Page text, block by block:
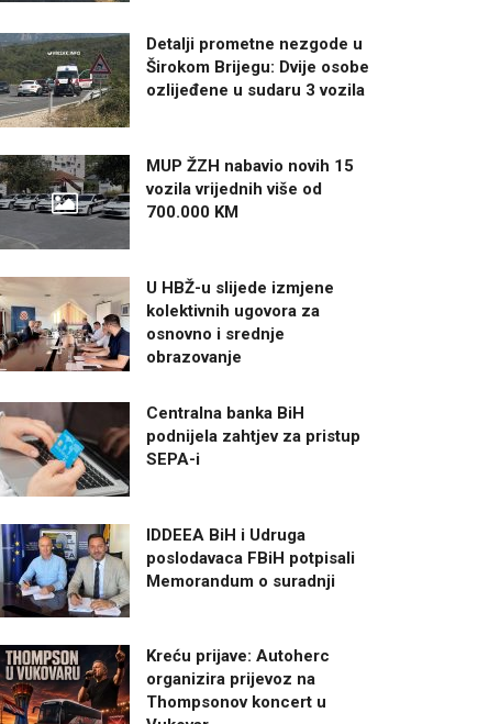
Detalji prometne nezgode u
Širokom Brijegu: Dvije osobe
ozlijeđene u sudaru 3 vozila
MUP ŽZH nabavio novih 15
vozila vrijednih više od
700.000 KM
U HBŽ-u slijede izmjene
kolektivnih ugovora za
osnovno i srednje
obrazovanje
Centralna banka BiH
podnijela zahtjev za pristup
SEPA-i
IDDEEA BiH i Udruga
poslodavaca FBiH potpisali
Memorandum o suradnji
Kreću prijave: Autoherc
organizira prijevoz na
Thompsonov koncert u